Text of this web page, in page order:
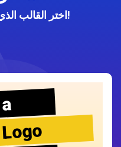
اختر القالب الذي يناسبك بشكل أفضل!